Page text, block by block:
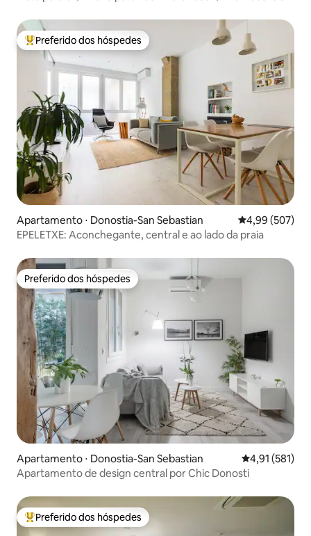
Entre os melhores preferidos dos hóspedes
Preferido dos hóspedes
Apartamento ⋅ Donostia-San Sebastian 4,99 de uma
4,99 (507)
EPELETXE: Aconchegante, central e ao lado da praia
Preferido dos hóspedes
Preferido dos hóspedes
Apartamento ⋅ Donostia-San Sebastian 4,91 de uma
4,91 (581)
Apartamento de design central por Chic Donosti
Entre os melhores preferidos dos hóspedes
Preferido dos hóspedes